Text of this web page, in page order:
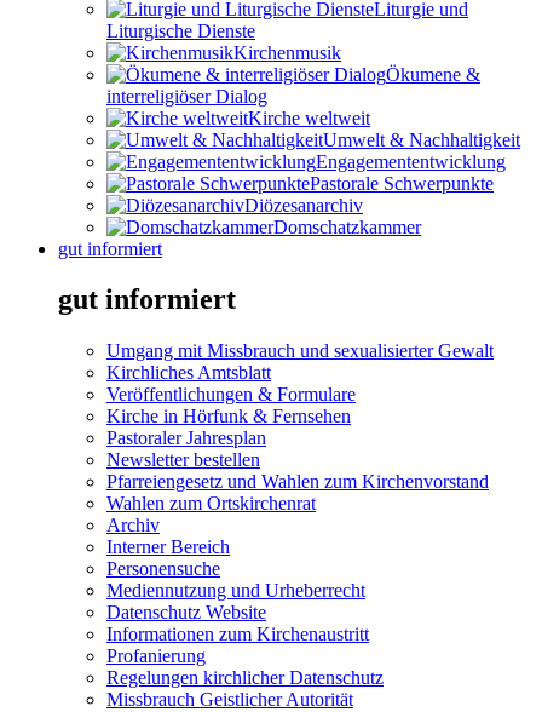
Liturgie und
Liturgische Dienste
Kirchenmusik
Ökumene &
interreligiöser Dialog
Kirche weltweit
Umwelt & Nachhaltigkeit
Engagemententwicklung
Pastorale Schwerpunkte
Diözesanarchiv
Domschatzkammer
gut informiert
gut informiert
Umgang mit Missbrauch und sexualisierter Gewalt
Kirchliches Amtsblatt
Veröffentlichungen & Formulare
Kirche in Hörfunk & Fernsehen
Pastoraler Jahresplan
Newsletter bestellen
Pfarreiengesetz und Wahlen zum Kirchenvorstand
Wahlen zum Ortskirchenrat
Archiv
Interner Bereich
Personensuche
Mediennutzung und Urheberrecht
Datenschutz Website
Informationen zum Kirchenaustritt
Profanierung
Regelungen kirchlicher Datenschutz
Missbrauch Geistlicher Autorität